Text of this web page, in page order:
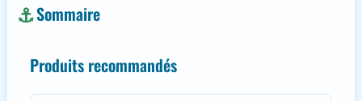
Sommaire
Produits recommandés